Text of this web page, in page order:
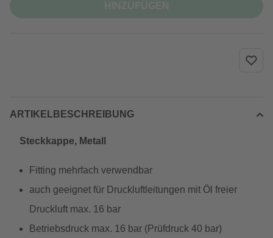
ARTIKELBESCHREIBUNG
Steckkappe, Metall
Fitting mehrfach verwendbar
auch geeignet für Druckluftleitungen mit Öl freier
Druckluft max. 16 bar
Betriebsdruck max. 16 bar (Prüfdruck 40 bar)